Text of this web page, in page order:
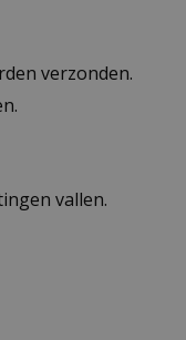
verzonden.
vallen.